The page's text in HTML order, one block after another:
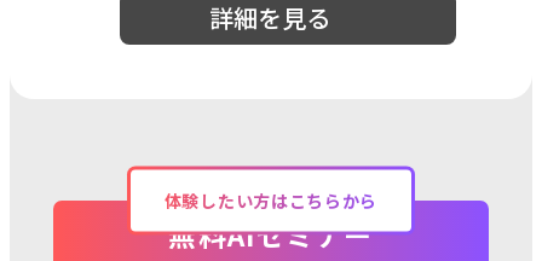
詳細を見る
体験したい方はこちらから
無料AIセミナー